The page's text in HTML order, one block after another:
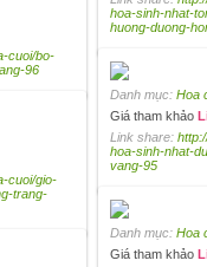
hoa-sinh-nhat-
huong-duong-
cuoi/bo-
96
Danh mục: Hoa
Giá tham khảo
Link share:
hoa-sinh-nhat-
vang-95
cuoi/gio-
trang-
Danh mục: Hoa
Giá tham khảo